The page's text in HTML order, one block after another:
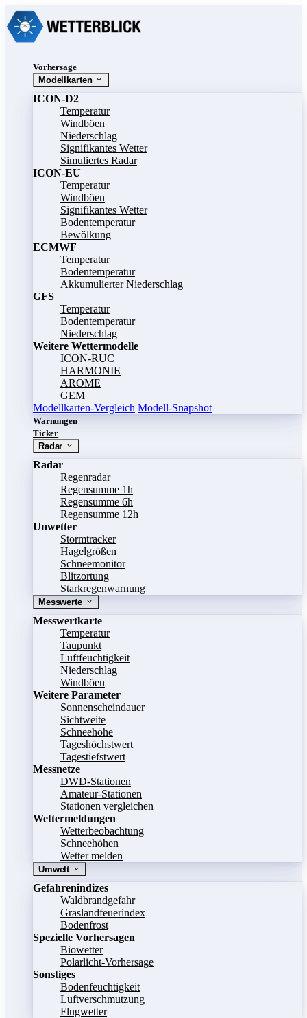
Vorhersage
Modellkarten
ICON-D2
Temperatur
Windböen
Niederschlag
Signifikantes Wetter
Simuliertes Radar
ICON-EU
Temperatur
Windböen
Signifikantes Wetter
Bodentemperatur
Bewölkung
ECMWF
Temperatur
Bodentemperatur
Akkumulierter Niederschlag
GFS
Temperatur
Bodentemperatur
Niederschlag
Weitere Wettermodelle
ICON-RUC
HARMONIE
AROME
GEM
Modellkarten-Vergleich Modell-Snapshot
Warnungen
Ticker
Radar
Radar
Regenradar
Regensumme 1h
Regensumme 6h
Regensumme 12h
Unwetter
Stormtracker
Hagelgrößen
Schneemonitor
Blitzortung
Starkregenwarnung
Messwerte
Messwertkarte
Temperatur
Taupunkt
Luftfeuchtigkeit
Niederschlag
Windböen
Weitere Parameter
Sonnenscheindauer
Sichtweite
Schneehöhe
Tageshöchstwert
Tagestiefstwert
Messnetze
DWD-Stationen
Amateur-Stationen
Stationen vergleichen
Wettermeldungen
Wetterbeobachtung
Schneehöhen
Wetter melden
Umwelt
Gefahrenindizes
Waldbrandgefahr
Graslandfeuerindex
Bodenfrost
Spezielle Vorhersagen
Biowetter
Polarlicht-Vorhersage
Sonstiges
Bodenfeuchtigkeit
Luftverschmutzung
Flugwetter